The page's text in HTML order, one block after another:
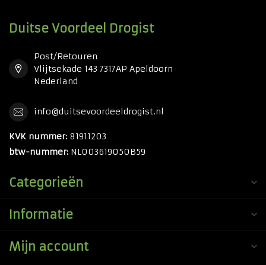
Duitse Voordeel Drogist
Post/Retouren
Vlijtsekade 143 7317AP Apeldoorn
Nederland
info@duitsevoordeeldrogist.nl
KVK nummer: 81911203
btw-nummer: NL003619050B59
Categorieën
Informatie
Mijn account